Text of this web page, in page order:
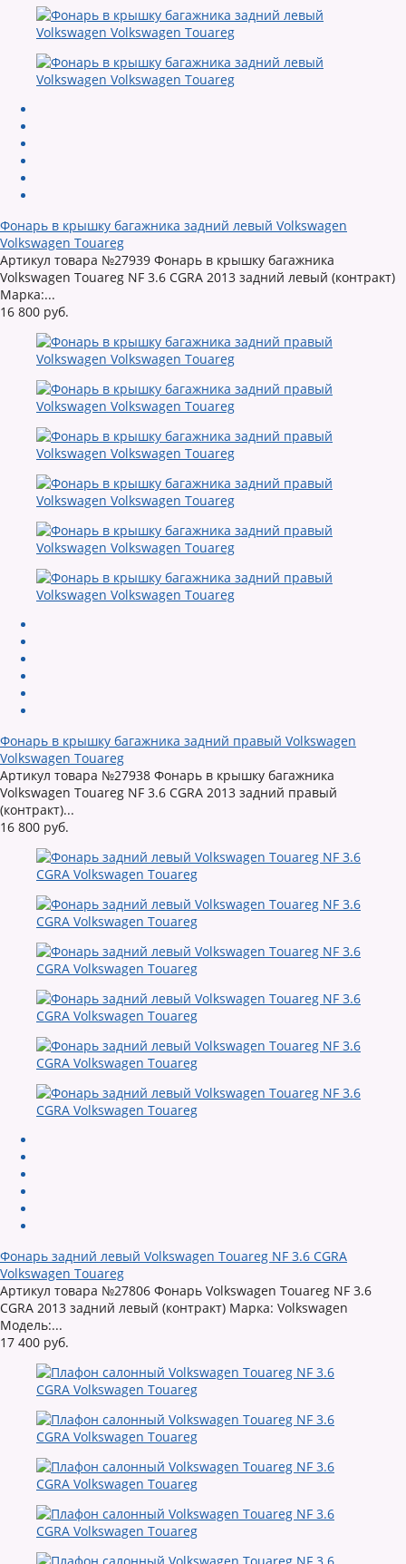
Фонарь в крышку багажника задний левый Volkswagen
Volkswagen Touareg
Артикул товара №27939 Фонарь в крышку багажника
Volkswagen Touareg NF 3.6 CGRA 2013 задний левый (контракт)
Марка:...
16 800 руб.
Фонарь в крышку багажника задний правый Volkswagen
Volkswagen Touareg
Артикул товара №27938 Фонарь в крышку багажника
Volkswagen Touareg NF 3.6 CGRA 2013 задний правый
(контракт)...
16 800 руб.
Фонарь задний левый Volkswagen Touareg NF 3.6 CGRA
Volkswagen Touareg
Артикул товара №27806 Фонарь Volkswagen Touareg NF 3.6
CGRA 2013 задний левый (контракт) Марка: Volkswagen
Модель:...
17 400 руб.